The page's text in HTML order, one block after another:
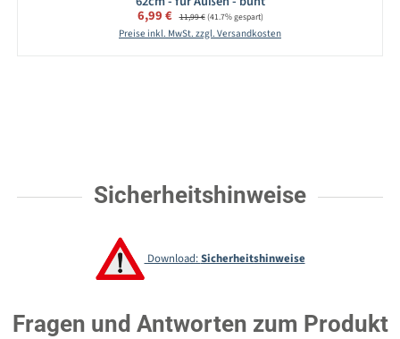
Verkaufspreis:
6,99 € Regulärer Preis:
11,99 €(41.7% gespart)
Preise inkl. MwSt. zzgl. Versandkosten
Sicherheitshinweise
Download:Sicherheitshinweise
Fragen und Antworten zum Produkt